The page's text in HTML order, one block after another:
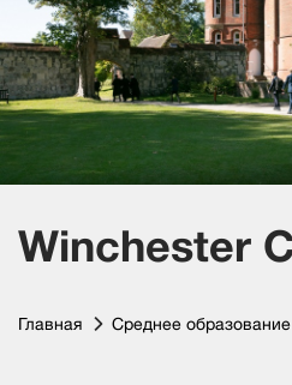
Winchester
Главная Среднее образование